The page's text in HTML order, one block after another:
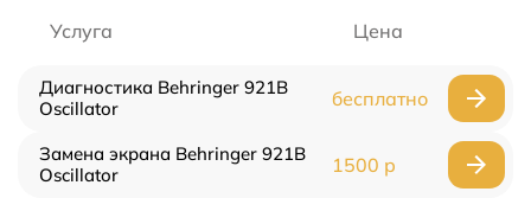
Услуга Цена
Диагностика Behringer 921B
Oscillator
бесплатно
Замена экрана Behringer 921B
Oscillator
1500 р